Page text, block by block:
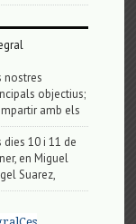
nostres
objectius;
amb els
dies 10 i 11 de
en Miguel
Suarez,